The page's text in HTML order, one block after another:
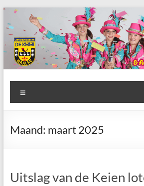
Ga
naar
de
inhoud
AWC
de
Keien
De
Maand: maart 2025
Uitslag van de Keien